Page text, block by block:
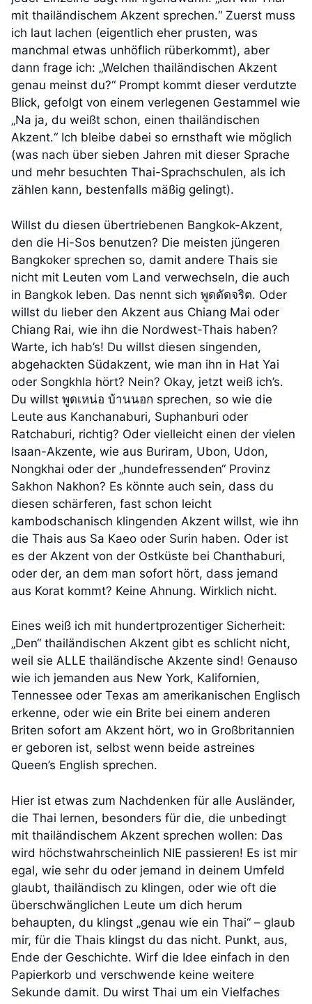
mit thailändischem Akzent sprechen.“ Zuerst muss
ich laut lachen (eigentlich eher prusten, was
manchmal etwas unhöflich rüberkommt), aber
dann frage ich: „Welchen thailändischen Akzent
genau meinst du?“ Prompt kommt dieser verdutzte
Blick, gefolgt von einem verlegenen Gestammel wie
„Na ja, du weißt schon, einen thailändischen
Akzent.“ Ich bleibe dabei so ernsthaft wie möglich
(was nach über sieben Jahren mit dieser Sprache
und mehr besuchten Thai-Sprachschulen, als ich
zählen kann, bestenfalls mäßig gelingt).
Willst du diesen übertriebenen Bangkok-Akzent,
den die Hi-Sos benutzen? Die meisten jüngeren
Bangkoker sprechen so, damit andere Thais sie
nicht mit Leuten vom Land verwechseln, die auch
in Bangkok leben. Das nennt sich พูดดัดจริต. Oder
willst du lieber den Akzent aus Chiang Mai oder
Chiang Rai, wie ihn die Nordwest-Thais haben?
Warte, ich hab’s! Du willst diesen singenden,
abgehackten Südakzent, wie man ihn in Hat Yai
oder Songkhla hört? Nein? Okay, jetzt weiß ich’s.
Du willst พูดเหน่อ บ้านนอก sprechen, so wie die
Leute aus Kanchanaburi, Suphanburi oder
Ratchaburi, richtig? Oder vielleicht einen der vielen
Isaan-Akzente, wie aus Buriram, Ubon, Udon,
Nongkhai oder der „hundefressenden“ Provinz
Sakhon Nakhon? Es könnte auch sein, dass du
diesen schärferen, fast schon leicht
kambodschanisch klingenden Akzent willst, wie ihn
die Thais aus Sa Kaeo oder Surin haben. Oder ist
es der Akzent von der Ostküste bei Chanthaburi,
oder der, an dem man sofort hört, dass jemand
aus Korat kommt? Keine Ahnung. Wirklich nicht.
Eines weiß ich mit hundertprozentiger Sicherheit:
„Den“ thailändischen Akzent gibt es schlicht nicht,
weil sie ALLE thailändische Akzente sind! Genauso
wie ich jemanden aus New York, Kalifornien,
Tennessee oder Texas am amerikanischen Englisch
erkenne, oder wie ein Brite bei einem anderen
Briten sofort am Akzent hört, wo in Großbritannien
er geboren ist, selbst wenn beide astreines
Queen’s English sprechen.
Hier ist etwas zum Nachdenken für alle Ausländer,
die Thai lernen, besonders für die, die unbedingt
mit thailändischem Akzent sprechen wollen: Das
wird höchstwahrscheinlich NIE passieren! Es ist mir
egal, wie sehr du oder jemand in deinem Umfeld
glaubt, thailändisch zu klingen, oder wie oft die
überschwänglichen Leute um dich herum
behaupten, du klingst „genau wie ein Thai“ – glaub
mir, für die Thais klingst du das nicht. Punkt, aus,
Ende der Geschichte. Wirf die Idee einfach in den
Papierkorb und verschwende keine weitere
Sekunde damit. Du wirst Thai um ein Vielfaches